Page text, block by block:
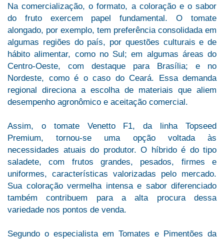
Na comercialização, o formato, a coloração e o sabor
do fruto exercem papel fundamental. O tomate
alongado, por exemplo, tem preferência consolidada em
algumas regiões do país, por questões culturais e de
hábito alimentar, como no Sul; em algumas áreas do
Centro-Oeste, com destaque para Brasília; e no
Nordeste, como é o caso do Ceará. Essa demanda
regional direciona a escolha de materiais que aliem
desempenho agronômico e aceitação comercial.
Assim, o tomate Venetto F1, da linha Topseed
Premium, tornou-se uma opção voltada às
necessidades atuais do produtor. O híbrido é do tipo
saladete, com frutos grandes, pesados, firmes e
uniformes, características valorizadas pelo mercado.
Sua coloração vermelha intensa e sabor diferenciado
também contribuem para a alta procura dessa
variedade nos pontos de venda.
Segundo o especialista em Tomates e Pimentões da